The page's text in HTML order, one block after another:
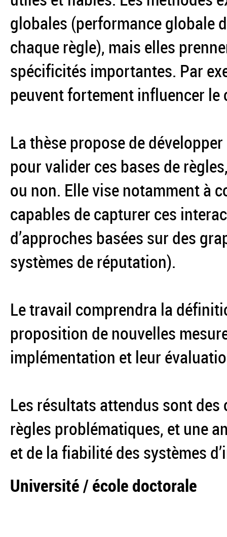
globales (performance globale
chaque règle), mais elles
spécificités importantes. Par
peuvent fortement influencer
La thèse propose de
pour valider ces bases de
ou non. Elle vise notamment à
capables de capturer ces
d’approches basées sur des
systèmes de réputation).
Le travail comprendra la
proposition de nouvelles
implémentation et leur
Les résultats attendus sont
règles problématiques, et une
et de la fiabilité des systèmes
Université / école doctorale